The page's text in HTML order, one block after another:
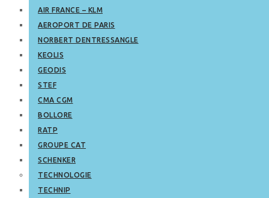
AIR FRANCE – KLM
AEROPORT DE PARIS
NORBERT DENTRESSANGLE
KEOLIS
GEODIS
STEF
CMA CGM
BOLLORE
RATP
GROUPE CAT
SCHENKER
TECHNOLOGIE
TECHNIP